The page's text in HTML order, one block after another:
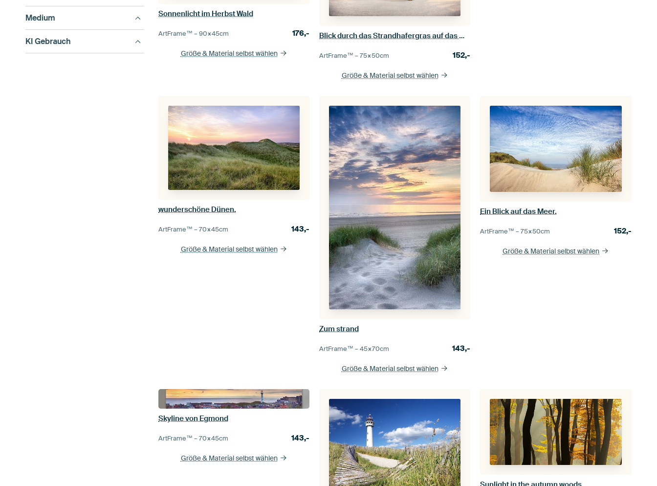
Medium
KI Gebrauch
Sonnenlicht im Herbst Wald
ArtFrame™ –90×45cm 176,-
Größe & Material selbst wählen
Blick durch das Strandhafergras auf das Meer
ArtFrame™ –75×50cm 152,-
Größe & Material selbst wählen
wunderschöne Dünen.
ArtFrame™ –70×45cm 143,-
Größe & Material selbst wählen
Zum strand
ArtFrame™ –45×70cm 143,-
Größe & Material selbst wählen
Ein Blick auf das Meer.
ArtFrame™ –75×50cm 152,-
Größe & Material selbst wählen
Skyline von Egmond
ArtFrame™ –70×45cm 143,-
Größe & Material selbst wählen